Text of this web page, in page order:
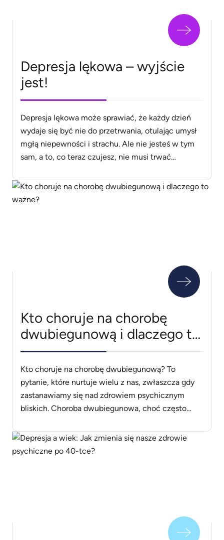
Depresja lękowa – wyjście
jest!
Depresja lękowa może sprawiać, że każdy dzień
wydaje się być nie do przetrwania, otulając umysł
mgłą niepewności i strachu. Ale nie jesteś w tym
sam, a to, co teraz czujesz, nie musi trwać
które mogą pomóc Ci odnaleźć spokój i stabilność.
W dalszej części tego artykułu odkryjemy, jak krok
Kto choruje na chorobę
dwubiegunową i dlaczego to
ważne?
Kto choruje na chorobę dwubiegunową? To
pytanie, które nurtuje wielu z nas, zwłaszcza gdy
zastanawiamy się nad zdrowiem psychicznym
bliskich. Choroba dwubiegunowa, choć często
codzienne tych, którzy z nią walczą. Ale jest
światełko w tunelu. W tym artykule przedstawimy